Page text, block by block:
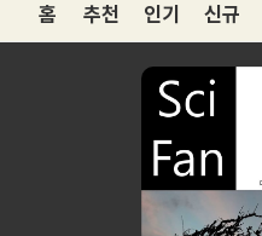
홈 추천 인기 신규